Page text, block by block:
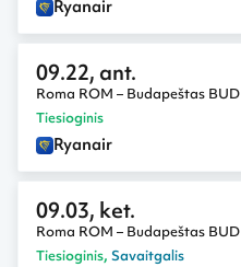
Ryanair
09.22, ant.
Roma ROM – Budapeštas BUD
Tiesioginis
Ryanair
09.03, ket.
Roma ROM – Budapeštas BUD
Tiesioginis, Savaitgalis